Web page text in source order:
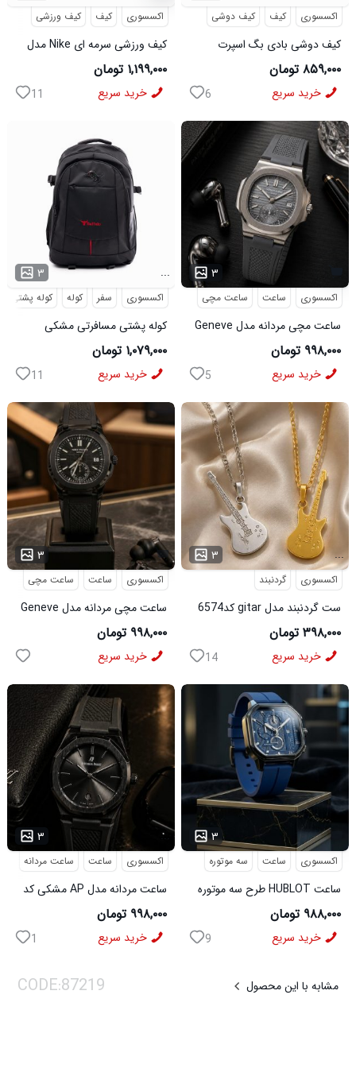
اکسسوری کیف کیف ورزشی
کیف ورزشی سرمه ای Nike مدل
50701
۱,۱۹۹,۰۰۰ تومان
خرید سریع 11
اکسسوری کیف کیف دوشی
کیف دوشی بادی بگ اسپرت
Bange مدل 50695
۸۵۹,۰۰۰ تومان
خرید سریع 6
۳ ...
اکسسوری سفر کوله کوله پشتی
کوله پشتی مسافرتی مشکی
Buffalo مدل 50690
۱,۰۷۹,۰۰۰ تومان
خرید سریع 11
۳
اکسسوری ساعت ساعت مچی
ساعت مچی مردانه مدل Geneve
طوسی کد6564
۹۹۸,۰۰۰ تومان
خرید سریع 5
۳
اکسسوری ساعت ساعت مچی
ساعت مچی مردانه مدل Geneve
کد 6562
۹۹۸,۰۰۰ تومان
خرید سریع
۳ ...
اکسسوری گردنبند
ست گردنبند مدل gitar کد6574
۳۹۸,۰۰۰ تومان
خرید سریع 14
۳ ...
اکسسوری ساعت ساعت مردانه
ساعت مردانه مدل AP مشکی کد
6546
۹۹۸,۰۰۰ تومان
خرید سریع 1
۳
اکسسوری ساعت سه موتوره
ساعت HUBLOT طرح سه موتوره
سورمه ای کد 6559
۹۸۸,۰۰۰ تومان
خرید سریع 9
مشابه با این محصول